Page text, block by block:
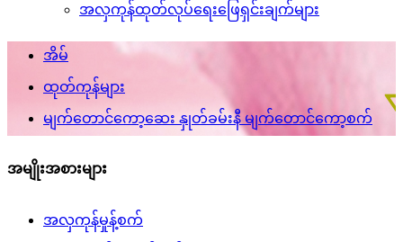
အလှကုန်ထုတ်လုပ်ရေးဖြေရှင်းချက်များ
အိမ်
ထုတ်ကုန်များ
မျက်တောင်ကော့ဆေး နှုတ်ခမ်းနီ မျက်တောင်ကော့စက်
အမျိုးအစားများ
အလှကုန်မှုန့်စက်